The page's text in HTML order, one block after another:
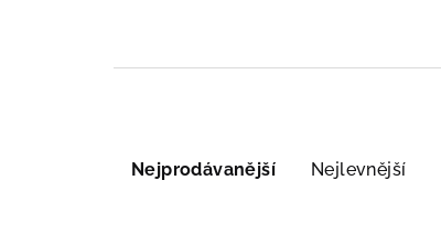
aNejprodávanější Nejlevnější